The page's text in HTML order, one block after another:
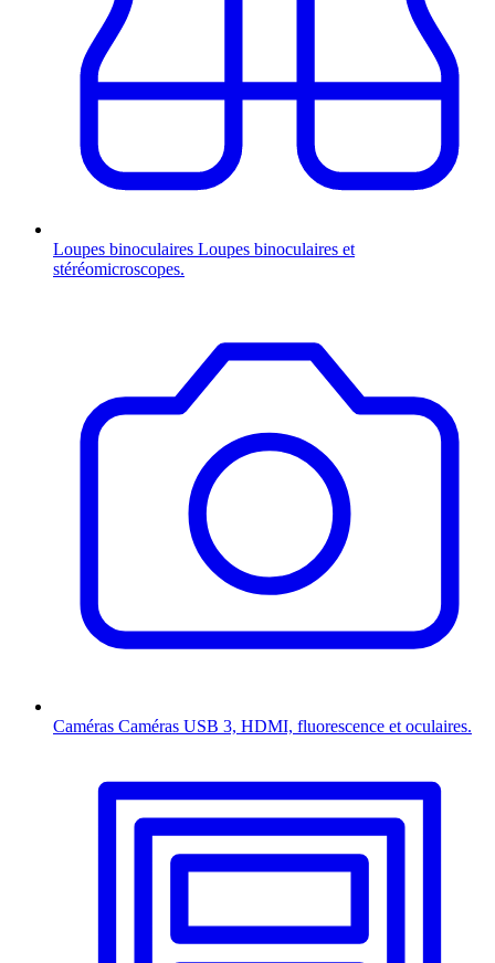
Loupes binoculaires Loupes binoculaires et
stéréomicroscopes.
Caméras Caméras USB 3, HDMI, fluorescence et oculaires.